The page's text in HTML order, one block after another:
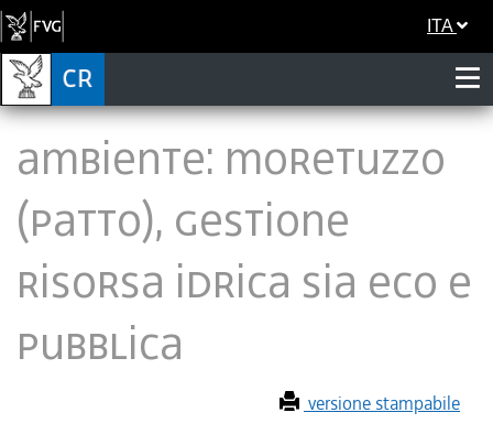
ITA
Ambiente: Moretuzzo
(Patto), gestione
risorsa idrica sia eco e
pubblica
versione stampabile